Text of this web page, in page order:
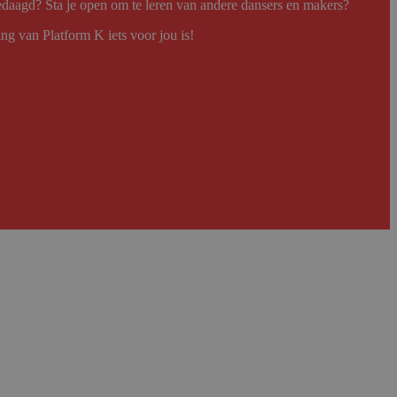
Sta je open om te leren van andere dansers en makers?
van Platform K iets voor jou is!